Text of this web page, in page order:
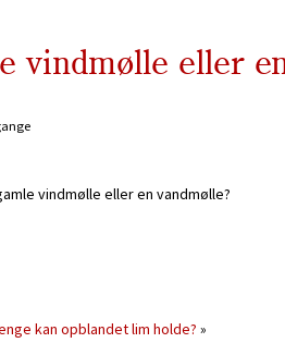
vindmølle eller
vindmølle eller en vandmølle?
kan opblandet lim holde? »